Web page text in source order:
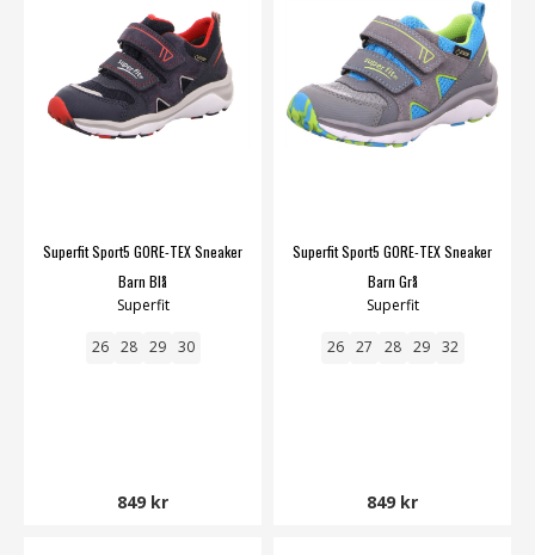
Superfit Sport5 GORE-TEX Sneaker
Barn Blå
Superfit
26 28 29 30
849 kr
Superfit Sport5 GORE-TEX Sneaker
Barn Grå
Superfit
26 27 28 29 32
849 kr